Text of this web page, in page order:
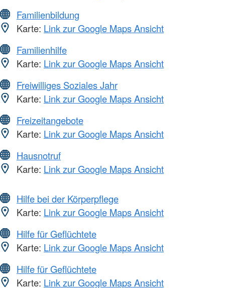
Familienbildung
Karte: Link zur Google Maps Ansicht
Familienhilfe
Karte: Link zur Google Maps Ansicht
Freiwilliges Soziales Jahr
Karte: Link zur Google Maps Ansicht
Freizeitangebote
Karte: Link zur Google Maps Ansicht
Hausnotruf
Karte: Link zur Google Maps Ansicht
Hilfe bei der Körperpflege
Karte: Link zur Google Maps Ansicht
Hilfe für Geflüchtete
Karte: Link zur Google Maps Ansicht
Hilfe für Geflüchtete
Karte: Link zur Google Maps Ansicht